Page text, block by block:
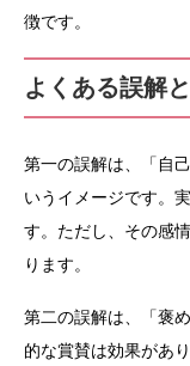
徴です。
よくある誤解
第一の誤解は、「自
いうイメージです。
す。ただし、その感
ります。
第二の誤解は、「褒
的な賞賛は効果があ